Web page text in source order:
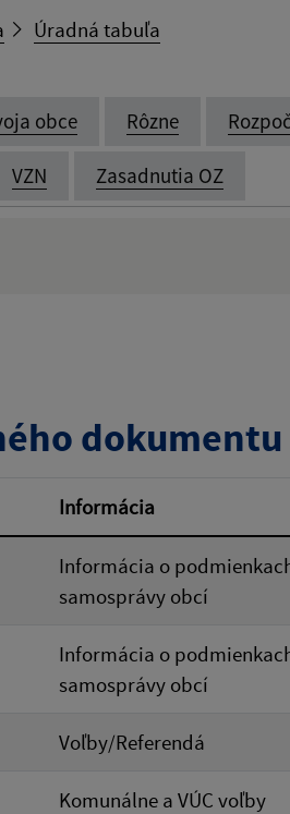
Úradná tabuľa
obce Rôzne
VZN Zasadnutia OZ
dokumentu
Informácia
Informácia o
samosprávy obcí
Informácia o
samosprávy obcí
Voľby/Referendá
Komunálne a VÚC voľby